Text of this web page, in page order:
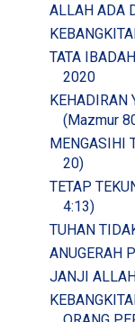
ALLAH ADA
TATA
2020
KEHADIRAN
(Mazmur
MENGASIHI
20)
TETAP
4:13)
TUHAN
ANUGERAH
JANJI